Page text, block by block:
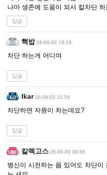
나마 생존에 도움이 되서 칼차단
답글
핵밥 26-06-02 19:19
차단 하는게 어디여
답글
Ikar 26-06-02 21:54
차단하면 자원이 차는데요?
답글
칼렉고스 26-06-03 09:36
병신이 시전하는 몹 있어도 차단